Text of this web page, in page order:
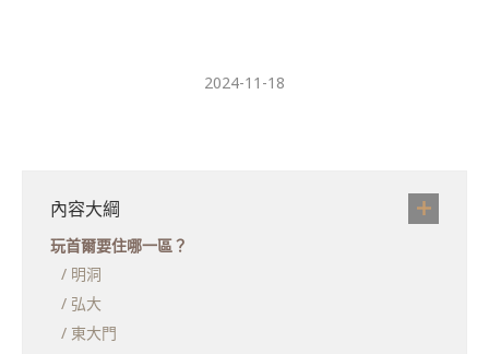
2024-11-18
內容大綱
玩首爾要住哪一區？
/ 明洞
/ 弘大
/ 東大門